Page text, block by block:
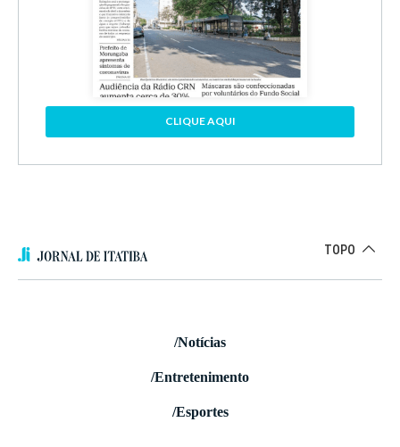
CLIQUE AQUI
TOPO
/Notícias
/Entretenimento
/Esportes